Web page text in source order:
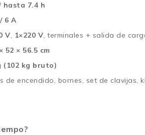
hasta 7.4 h
6 A
V, 1×220 V, terminales + salida de
52 × 56.5 cm
(102 kg bruto)
de encendido, bornes, set de clavijas,